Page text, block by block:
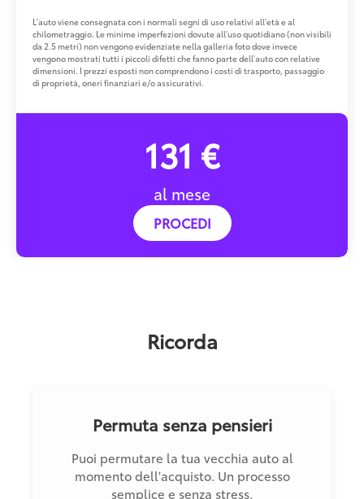
L'auto viene consegnata con i normali segni di uso relativi all'età e al
chilometraggio. Le minime imperfezioni dovute all'uso quotidiano (non visibili
da 2.5 metri) non vengono evidenziate nella galleria foto dove invece
vengono mostrati tutti i piccoli difetti che fanno parte dell'auto con relative
dimensioni. I prezzi esposti non comprendono i costi di trasporto, passaggio
di proprietà, oneri finanziari e/o assicurativi.
131 €
al mese
PROCEDI
Ricorda
Permuta senza pensieri
Puoi permutare la tua vecchia auto al
momento dell'acquisto. Un processo
semplice e senza stress.